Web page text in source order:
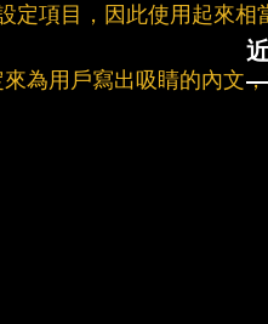
定項目，因此使用起來相
為用戶寫出吸睛的內文